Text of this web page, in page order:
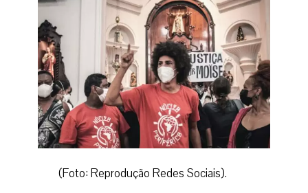
(Foto: Reprodução Redes Sociais).